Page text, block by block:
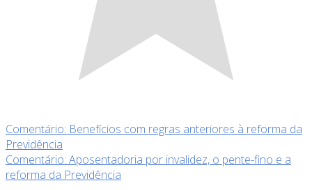
Comentário: Benefícios com regras anteriores à reforma da
Previdência
Comentário: Aposentadoria por invalidez, o pente-fino e a
reforma da Previdência